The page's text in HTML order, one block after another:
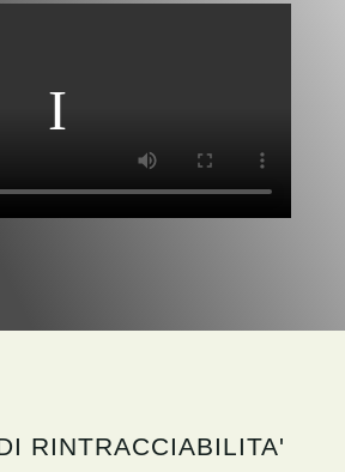
RINTRACCIABILITA'